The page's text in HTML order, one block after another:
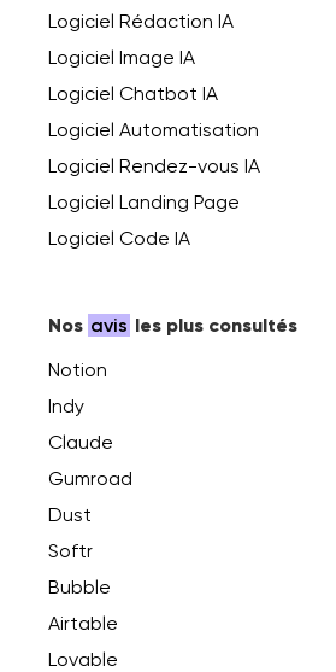
Logiciel Rédaction IA
Logiciel Image IA
Logiciel Chatbot IA
Logiciel Automatisation
Logiciel Rendez-vous IA
Logiciel Landing Page
Logiciel Code IA
Nos avis les plus consultés
Notion
Indy
Claude
Gumroad
Dust
Softr
Bubble
Airtable
Lovable